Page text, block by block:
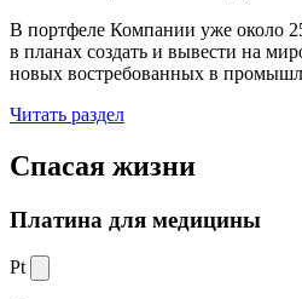
В портфеле Компании уже около
в планах создать и вывести на
новых востребованных в
Читать раздел
Спасая жизни
Платина для медицины
Pt